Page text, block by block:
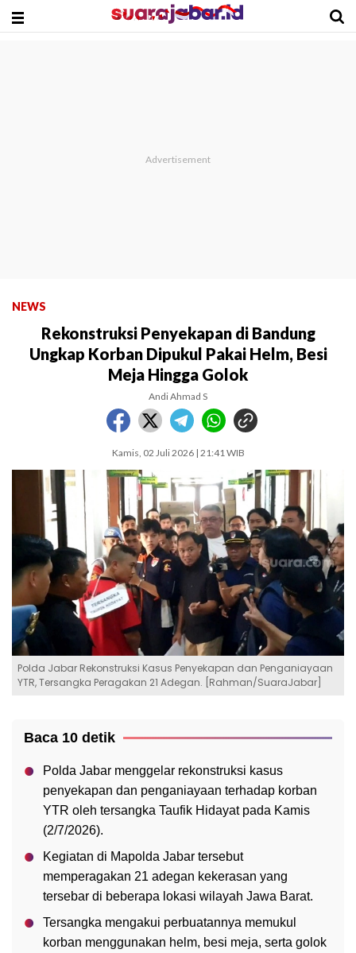
NEWS
Rekonstruksi Penyekapan di Bandung
Ungkap Korban Dipukul Pakai Helm, Besi
Meja Hingga Golok
Andi Ahmad S
Kamis, 02 Juli 2026 | 21:41 WIB
Polda Jabar Rekonstruksi Kasus Penyekapan dan Penganiayaan
YTR, Tersangka Peragakan 21 Adegan. [Rahman/SuaraJabar]
Baca 10 detik
Polda Jabar menggelar rekonstruksi kasus
penyekapan dan penganiayaan terhadap korban
YTR oleh tersangka Taufik Hidayat pada Kamis
(2/7/2026).
Kegiatan di Mapolda Jabar tersebut
memperagakan 21 adegan kekerasan yang
tersebar di beberapa lokasi wilayah Jawa Barat.
Tersangka mengakui perbuatannya memukul
korban menggunakan helm, besi meja, serta golok